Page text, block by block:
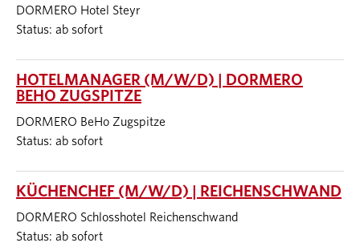
DORMERO Hotel Steyr
Status: ab sofort
HOTELMANAGER (M/W/D) | DORMERO
BEHO ZUGSPITZE
DORMERO BeHo Zugspitze
Status: ab sofort
KÜCHENCHEF (M/W/D) | REICHENSCHWAND
DORMERO Schlosshotel Reichenschwand
Status: ab sofort